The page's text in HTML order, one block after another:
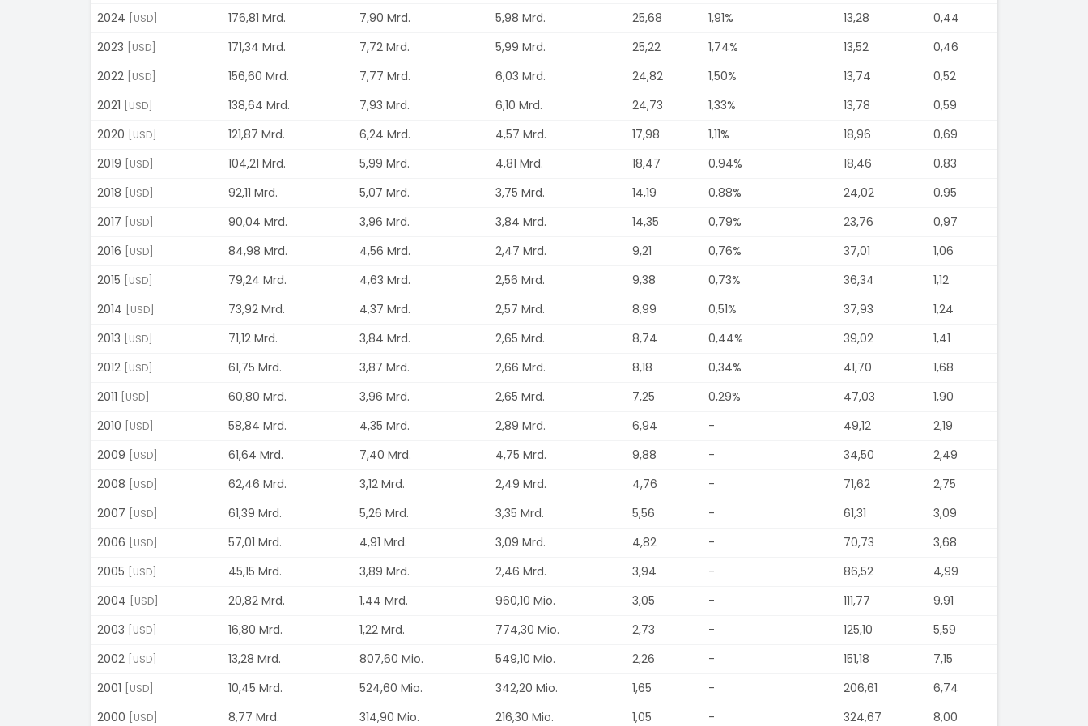
2024
[USD] 176,81 Mrd. 7,90 Mrd. 5,98 Mrd. 25,68 1,91% 13,28
0,44
2023
[USD] 171,34 Mrd. 7,72 Mrd. 5,99 Mrd. 25,22 1,74% 13,52
0,46
2022
[USD] 156,60 Mrd. 7,77 Mrd. 6,03 Mrd. 24,82 1,50% 13,74
0,52
2021
[USD] 138,64 Mrd. 7,93 Mrd. 6,10 Mrd. 24,73 1,33% 13,78
0,59
2020
[USD] 121,87 Mrd. 6,24 Mrd. 4,57 Mrd. 17,98 1,11% 18,96
0,69
2019
[USD] 104,21 Mrd. 5,99 Mrd. 4,81 Mrd. 18,47 0,94% 18,46
0,83
2018
[USD] 92,11 Mrd. 5,07 Mrd. 3,75 Mrd. 14,19 0,88% 24,02
0,95
2017
[USD] 90,04 Mrd. 3,96 Mrd. 3,84 Mrd. 14,35 0,79% 23,76
0,97
2016
[USD] 84,98 Mrd. 4,56 Mrd. 2,47 Mrd. 9,21 0,76% 37,01
1,06
2015
[USD] 79,24 Mrd. 4,63 Mrd. 2,56 Mrd. 9,38 0,73% 36,34
1,12
2014
[USD] 73,92 Mrd. 4,37 Mrd. 2,57 Mrd. 8,99 0,51% 37,93
1,24
2013
[USD] 71,12 Mrd. 3,84 Mrd. 2,65 Mrd. 8,74 0,44% 39,02
1,41
2012
[USD] 61,75 Mrd. 3,87 Mrd. 2,66 Mrd. 8,18 0,34% 41,70
1,68
2011
[USD] 60,80 Mrd. 3,96 Mrd. 2,65 Mrd. 7,25 0,29% 47,03
1,90
2010
[USD] 58,84 Mrd. 4,35 Mrd. 2,89 Mrd. 6,94 - 49,12
2,19
2009
[USD] 61,64 Mrd. 7,40 Mrd. 4,75 Mrd. 9,88 - 34,50
2,49
2008
[USD] 62,46 Mrd. 3,12 Mrd. 2,49 Mrd. 4,76 - 71,62
2,75
2007
[USD] 61,39 Mrd. 5,26 Mrd. 3,35 Mrd. 5,56 - 61,31
3,09
2006
[USD] 57,01 Mrd. 4,91 Mrd. 3,09 Mrd. 4,82 - 70,73
3,68
2005
[USD] 45,15 Mrd. 3,89 Mrd. 2,46 Mrd. 3,94 - 86,52
4,99
2004
[USD] 20,82 Mrd. 1,44 Mrd. 960,10 Mio. 3,05 - 111,77
9,91
2003
[USD] 16,80 Mrd. 1,22 Mrd. 774,30 Mio. 2,73 - 125,10
5,59
2002
[USD] 13,28 Mrd. 807,60 Mio. 549,10 Mio. 2,26 - 151,18
7,15
2001
[USD] 10,45 Mrd. 524,60 Mio. 342,20 Mio. 1,65 - 206,61
6,74
2000
[USD] 8,77 Mrd. 314,90 Mio. 216,30 Mio. 1,05 - 324,67
8,00